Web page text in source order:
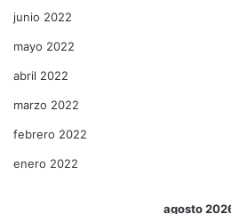
junio 2022
mayo 2022
abril 2022
marzo 2022
febrero 2022
enero 2022
agosto